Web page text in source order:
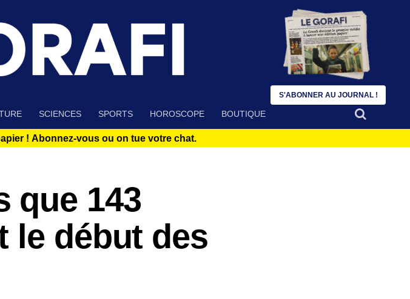
SCIENCES SPORTS HOROSCOPE BOUTIQUE
! Abonnez-vous ou on tue votre chat.
que 143
le début des
S'ABONNER AU JOURNAL !